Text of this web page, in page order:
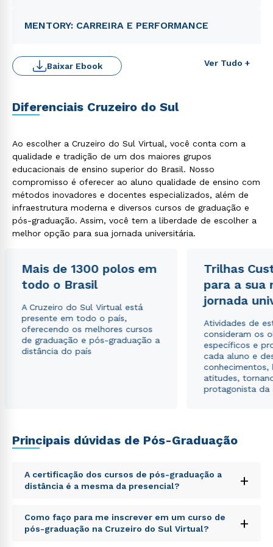
MENTORY: CARREIRA E PERFORMANCE
Ver Tudo +
Baixar Ebook
Diferenciais Cruzeiro do Sul
Ao escolher a Cruzeiro do Sul Virtual, você conta com a
qualidade e tradição de um dos maiores grupos
educacionais de ensino superior do Brasil. Nosso
compromisso é oferecer ao aluno qualidade de ensino com
métodos inovadores e docentes especializados, além de
infraestrutura moderna e diversos cursos de graduação e
pós-graduação. Assim, você tem a liberdade de escolher a
melhor opção para sua jornada universitária.
Mais de 1300 polos em
todo o Brasil
A Cruzeiro do Sul Virtual está
presente em todo o país,
oferecendo os melhores cursos
de graduação e pós-graduação a
distância do país
Trilhas
para a sua
jornada
Atividades de
consideram os
específicos e
cada aluno e
conhecimentos,
atitudes,
protagonista da
Principais dúvidas de Pós-Graduação
A certificação dos cursos de pós-graduação a
distância é a mesma da presencial?
+
Sed ut perspiciatis unde omnis iste natus error sit
voluptatem accusantium doloremque laudantium,
totam rem aperiam, eaque ipsa quae ab illo inventore
Como faço para me inscrever em um curso de
pós-graduação na Cruzeiro do Sul Virtual?
+
Rápido e fácil
WhatsApp
ou
Estou de acordo com a Política de Privacidade.e
autorizo que meus dados sejam utilizados para o
envio de conteúdos da Cruzeiro do Sul.